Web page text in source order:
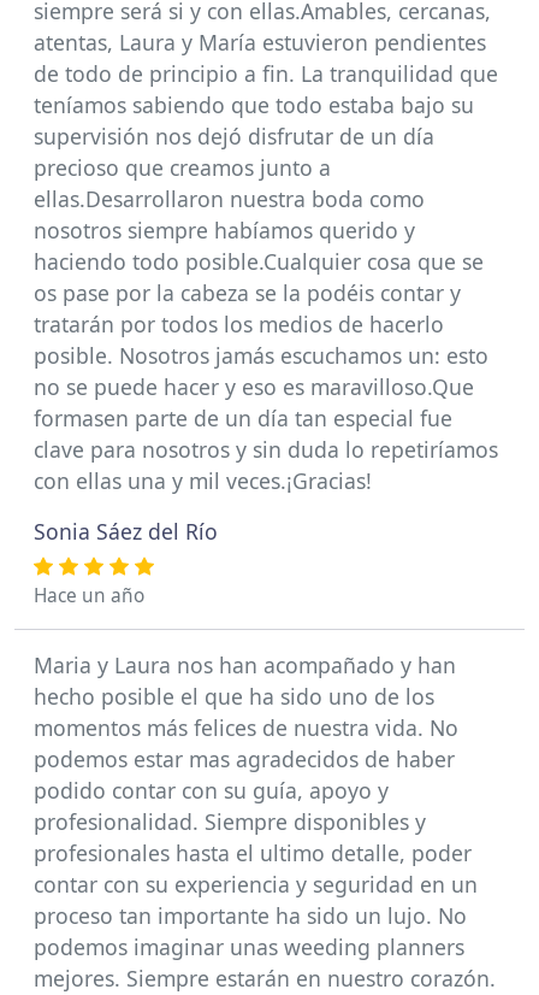
siempre será si y con ellas.Amables, cercanas,
atentas, Laura y María estuvieron pendientes
de todo de principio a fin. La tranquilidad que
teníamos sabiendo que todo estaba bajo su
supervisión nos dejó disfrutar de un día
precioso que creamos junto a
ellas.Desarrollaron nuestra boda como
nosotros siempre habíamos querido y
haciendo todo posible.Cualquier cosa que se
os pase por la cabeza se la podéis contar y
tratarán por todos los medios de hacerlo
posible. Nosotros jamás escuchamos un: esto
no se puede hacer y eso es maravilloso.Que
formasen parte de un día tan especial fue
clave para nosotros y sin duda lo repetiríamos
con ellas una y mil veces.¡Gracias!
Sonia Sáez del Río
Hace un año
Maria y Laura nos han acompañado y han
hecho posible el que ha sido uno de los
momentos más felices de nuestra vida. No
podemos estar mas agradecidos de haber
podido contar con su guía, apoyo y
profesionalidad. Siempre disponibles y
profesionales hasta el ultimo detalle, poder
contar con su experiencia y seguridad en un
proceso tan importante ha sido un lujo. No
podemos imaginar unas weeding planners
mejores. Siempre estarán en nuestro corazón.